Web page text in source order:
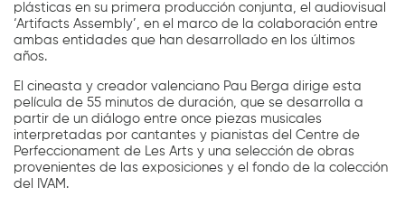
plásticas en su primera producción conjunta, el audiovisual
‘Artifacts Assembly’, en el marco de la colaboración entre
ambas entidades que han desarrollado en los últimos
años.
El cineasta y creador valenciano Pau Berga dirige esta
película de 55 minutos de duración, que se desarrolla a
partir de un diálogo entre once piezas musicales
interpretadas por cantantes y pianistas del Centre de
Perfeccionament de Les Arts y una selección de obras
provenientes de las exposiciones y el fondo de la colección
del IVAM.